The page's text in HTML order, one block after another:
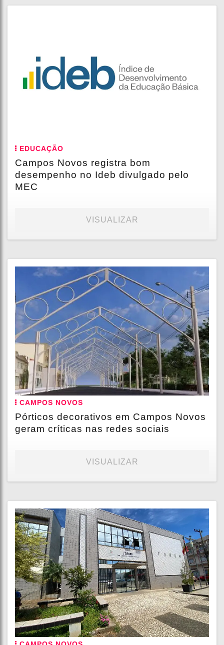
EDUCAÇÃO
Campos Novos registra bom
desempenho no Ideb divulgado pelo
MEC
VISUALIZAR
CAMPOS NOVOS
Pórticos decorativos em Campos Novos
geram críticas nas redes sociais
VISUALIZAR